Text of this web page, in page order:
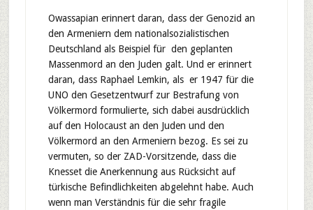
Owassapian erinnert daran, dass der Genozid an
den Armeniern dem nationalsozialistischen
Deutschland als Beispiel für den geplanten
Massenmord an den Juden galt. Und er erinnert
daran, dass Raphael Lemkin, als er 1947 für die
UNO den Gesetzentwurf zur Bestrafung von
Völkermord formulierte, sich dabei ausdrücklich
auf den Holocaust an den Juden und den
Völkermord an den Armeniern bezog. Es sei zu
vermuten, so der ZAD-Vorsitzende, dass die
Knesset die Anerkennung aus Rücksicht auf
türkische Befindlichkeiten abgelehnt habe. Auch
wenn man Verständnis für die sehr fragile